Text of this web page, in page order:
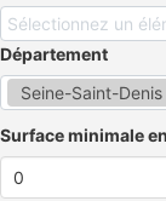
Sélectionnez un
Département
Seine-Saint-
Surface minimale